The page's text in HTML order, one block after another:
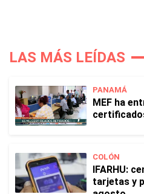
LAS MÁS LEÍDAS
PANAMÁ
MEF ha
COLÓN
IFARHU:
tarjetas y